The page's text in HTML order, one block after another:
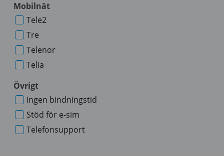
Mobilnät
Tele2
Tre
Telenor
Telia
Övrigt
Ingen bindningstid
Stöd för e-sim
Telefonsupport